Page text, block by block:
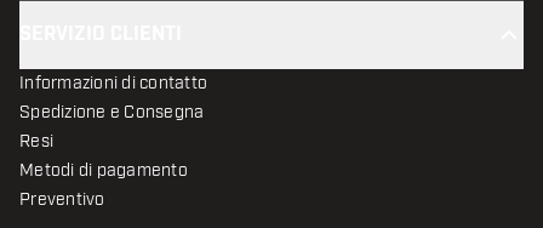
Informazioni di contatto
Spedizione e Consegna
Resi
Metodi di pagamento
Preventivo